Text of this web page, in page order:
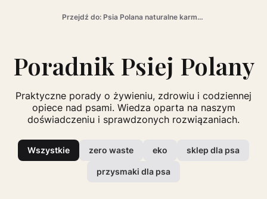
Przejdź do: Psia Polana naturalne karmy, ekologiczne rozwiązania
Poradnik Psiej Polany
Praktyczne porady o żywieniu, zdrowiu i codziennej
opiece nad psami. Wiedza oparta na naszym
doświadczeniu i sprawdzonych rozwiązaniach.
Wszystkie zero waste eko sklep dla psa
przysmaki dla psa